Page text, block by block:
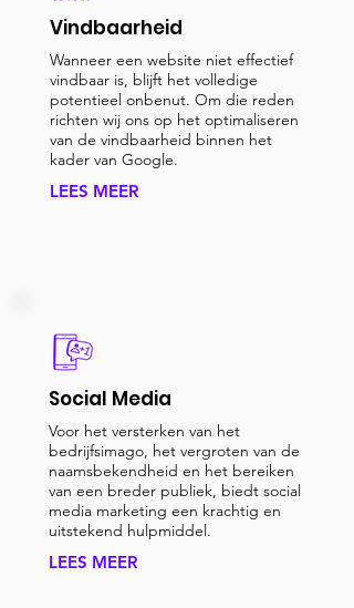
Vindbaarheid
Wanneer een website niet effectief
vindbaar is, blijft het volledige
potentieel onbenut. Om die reden
richten wij ons op het optimaliseren
van de vindbaarheid binnen het
kader van Google.
LEES MEER
Social Media
Voor het versterken van het
bedrijfsimago, het vergroten van de
naamsbekendheid en het bereiken
van een breder publiek, biedt social
media marketing een krachtig en
uitstekend hulpmiddel.
LEES MEER